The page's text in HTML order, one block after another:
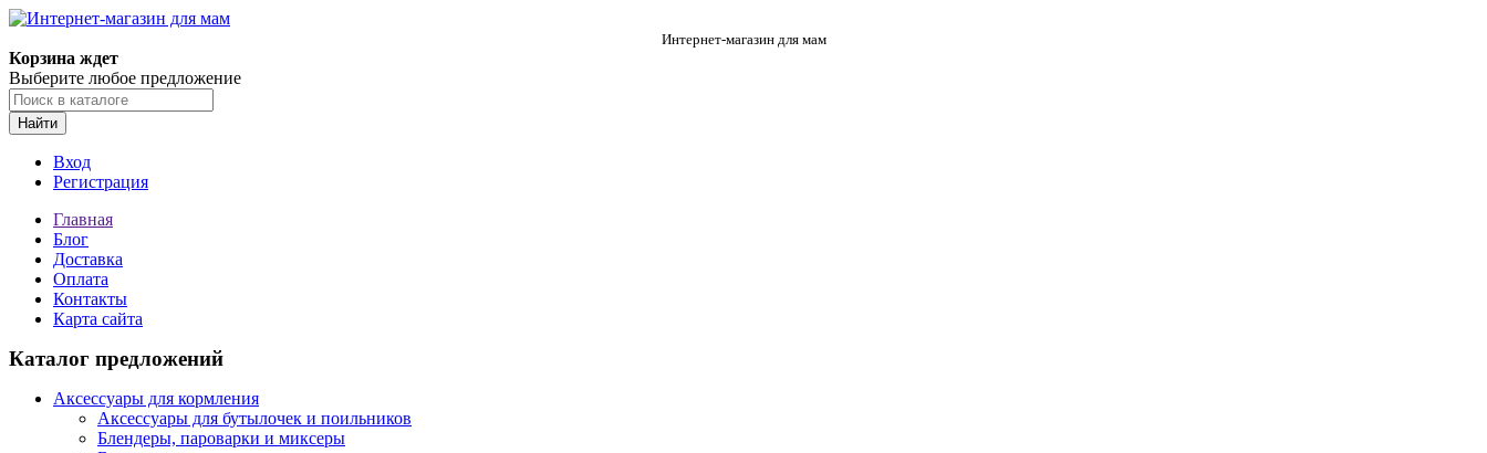
Интернет-магазин для мам
Корзина ждет
Выберите любое предложение
Найти
Вход
Регистрация
Главная
Блог
Доставка
Оплата
Контакты
Карта сайта
Каталог предложений
Аксессуары для кормления
Аксессуары для бутылочек и поильников
Блендеры, пароварки и миксеры